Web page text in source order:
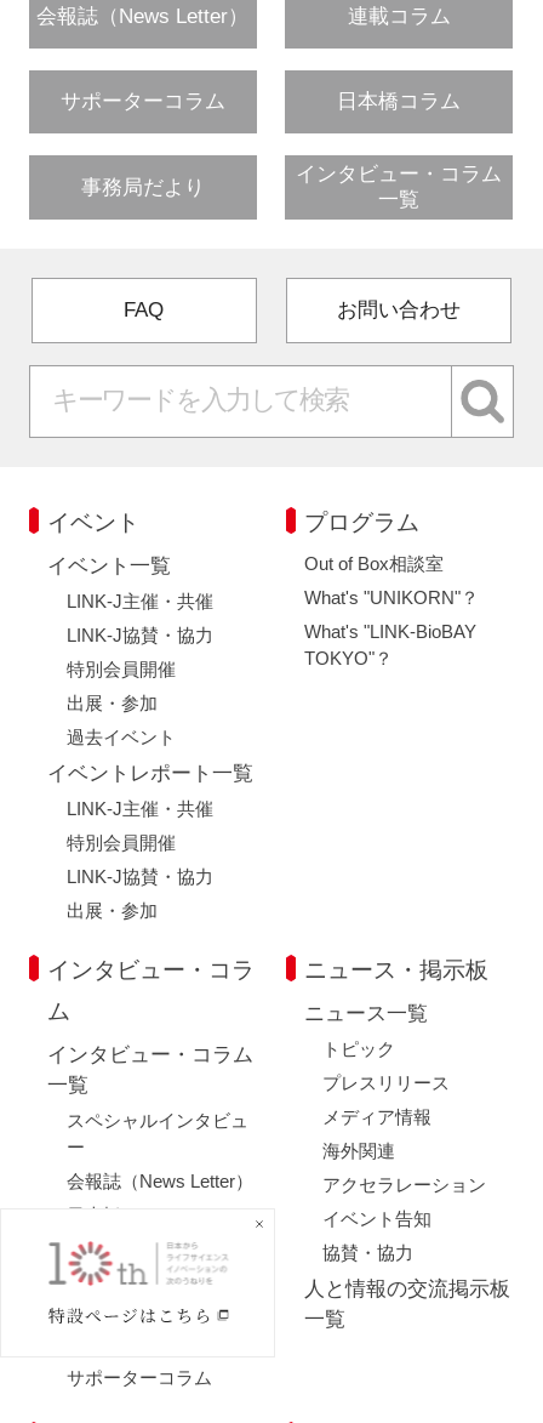
会報誌（News Letter） 連載コラム
サポーターコラム 日本橋コラム
事務局だより
インタビュー・コラム
一覧
FAQ お問い合わせ
イベント
イベント一覧
LINK-J主催・共催
LINK-J協賛・協力
特別会員開催
出展・参加
過去イベント
イベントレポート一覧
LINK-J主催・共催
特別会員開催
LINK-J協賛・協力
出展・参加
プログラム
Out of Box相談室
What's "UNIKORN"？
What's "LINK-BioBAY
TOKYO"？
インタビュー・コラ
ム
インタビュー・コラム
一覧
スペシャルインタビュ
ー
会報誌（News Letter）
日本橋コラム
事務局だより
連載コラム
ベンチャーインタビュ
サポーターコラム
ニュース・掲示板
ニュース一覧
トピック
プレスリリース
メディア情報
海外関連
アクセラレーション
イベント告知
協賛・協力
人と情報の交流掲示板
一覧